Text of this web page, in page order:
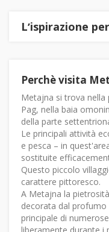
Lʼispirazione
Perchè visita
Metajna si trova nella
Pag, nella baia
della parte
Le principali attività
e pesca – in
sostituite
Questo piccolo
carattere pittoresco.
A Metajna la
decorata dal
principale di